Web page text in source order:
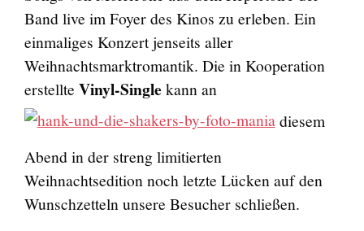
Band live im Foyer des Kinos zu erleben. Ein
einmaliges Konzert jenseits aller
Weihnachtsmarktromantik. Die in Kooperation
erstellte Vinyl-Singlekann an
diesem
Abend in der streng limitierten
Weihnachtsedition noch letzte Lücken auf den
Wunschzetteln unsere Besucher schließen.